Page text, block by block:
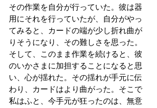
その作業を自分が行っていた。彼は器
用にそれを行っていたが、自分がやっ
てみると、カードの端が少し折れ曲が
りそうになり、その難しさを思った。
そして、このまま作業を続けると、彼
のいかさまに加担することになると思
い、心が揺れた。その揺れが手元に伝
わり、カードはより曲がった。そこで
私はふと、今手元が狂ったのは、無意